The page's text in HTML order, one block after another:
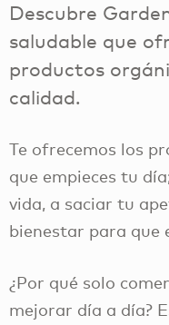
Descubre
saludable que
productos
calidad.
Te ofrecemos los
que empieces tu
vida, a saciar tu
bienestar para que
¿Por qué solo
mejorar día a día?